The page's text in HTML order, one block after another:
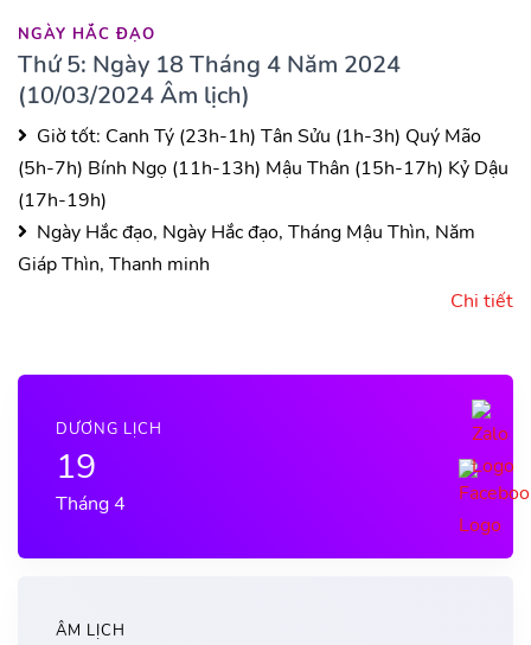
NGÀY HẮC ĐẠO
Thứ 5: Ngày 18 Tháng 4 Năm 2024
(10/03/2024 Âm lịch)
Giờ tốt: Canh Tý (23h-1h) Tân Sửu (1h-3h) Quý Mão
(5h-7h) Bính Ngọ (11h-13h) Mậu Thân (15h-17h) Kỷ Dậu
(17h-19h)
Ngày Hắc đạo, Ngày Hắc đạo, Tháng Mậu Thìn, Năm
Giáp Thìn, Thanh minh
Chi tiết
DƯƠNG LỊCH
19
Tháng 4
ÂM LỊCH